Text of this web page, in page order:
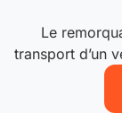
Le
transport d’un